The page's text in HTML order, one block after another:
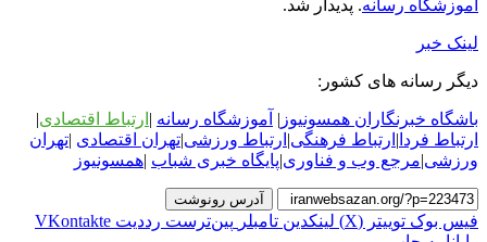
آموزشگاه رسانه. پدیدار شد.
لینک خبر
دیگر رسانه های کشور:
باشگاه خبرنگاران همسونیوز | آموزشگاه رسانه | ارتباط اقتصادی|
ارتباط فردا | ارتباط فرهنگی| ارتباط ورزشی|تهران اقتصادی |تهران
ورزشی|مرجع وب و فناوری|پایگاه خبری شباب |همسونیوز
آدرس رونوشت
فیس بوک توییتر (X) لینکدین ‫تامبلر ‫پین‌ترست ‫رددیت ‫VKontakte